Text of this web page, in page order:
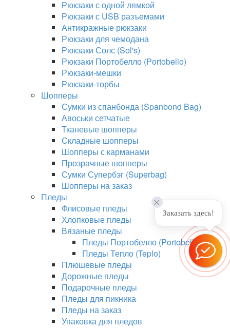
Рюкзаки с одной лямкой
Рюкзаки с USB разъемами
Антикражные рюкзаки
Рюкзаки для чемодана
Рюкзаки Солс (Sol's)
Рюкзаки Портобелло (Portobello)
Рюкзаки-мешки
Рюкзаки-торбы
Шопперы
Сумки из спанбонда (Spanbond Bag)
Авоськи сетчатые
Тканевые шопперы
Складные шопперы
Шопперы с карманами
Прозрачные шопперы
Сумки Супербэг (Superbag)
Шопперы на заказ
Пледы
Флисовые пледы
Хлопковые пледы
Вязаные пледы
Пледы Портобелло (Portobello)
Пледы Тепло (Teplo)
Плюшевые пледы
Дорожные пледы
Подарочные пледы
Пледы для пикника
Пледы на заказ
Упаковка для пледов
Заказать здесь!